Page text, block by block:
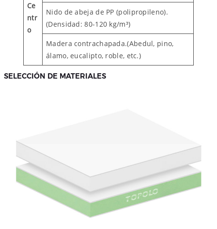
Ce
ntr
o
Nido de abeja de PP (polipropileno).
(Densidad: 80-120 kg/m³)
Madera contrachapada.(Abedul, pino,
álamo, eucalipto, roble, etc.)
SELECCIÓN DE MATERIALES